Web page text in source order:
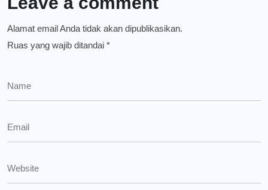
Alamat email Anda tidak akan dipublikasikan.
Ruas yang wajib ditandai *